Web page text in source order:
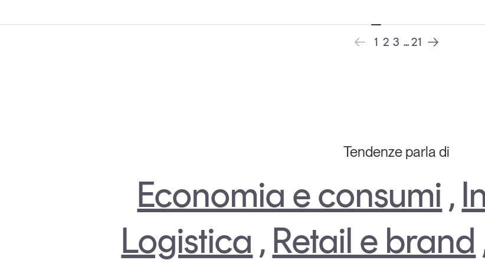
1 2 3 ...21
Tendenze parla di
Economia e consumi ,
Logistica , Retail e brand